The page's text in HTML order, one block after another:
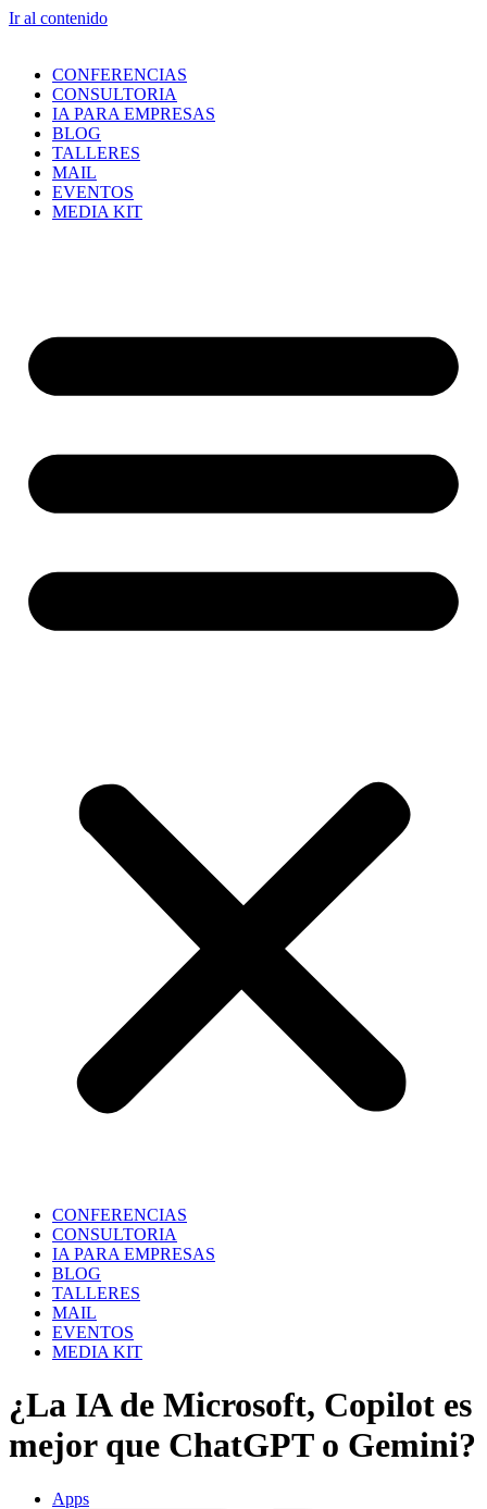
Ir al contenido
CONFERENCIAS
CONSULTORIA
IA PARA EMPRESAS
BLOG
TALLERES
MAIL
EVENTOS
MEDIA KIT
CONFERENCIAS
CONSULTORIA
IA PARA EMPRESAS
BLOG
TALLERES
MAIL
EVENTOS
MEDIA KIT
¿La IA de Microsoft, Copilot es
mejor que ChatGPT o Gemini?
Apps